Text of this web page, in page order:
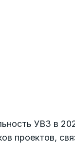
УВЗ в
проектов,